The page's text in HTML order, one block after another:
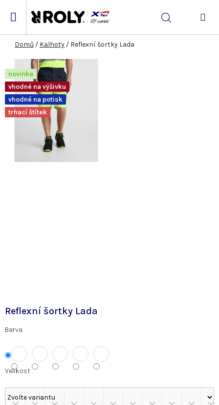
Hledat
Domů / Kalhoty / Reflexní šortky Lada
Reflexní šortky Lada
Barva
Velikost
novinka
vhodné na výšivku
vhodné na potisk
trhací štítek